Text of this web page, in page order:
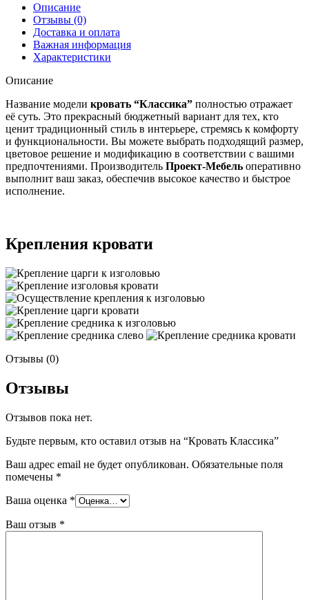
Описание
Отзывы (0)
Доставка и оплата
Важная информация
Характеристики
Описание
Название модели кровать “Классика” полностью отражает
её суть. Это прекрасный бюджетный вариант для тех, кто
ценит традиционный стиль в интерьере, стремясь к комфорту
и функциональности. Вы можете выбрать подходящий размер,
цветовое решение и модификацию в соответствии с вашими
предпочтениями. Производитель Проект-Мебель оперативно
выполнит ваш заказ, обеспечив высокое качество и быстрое
исполнение.
Крепления кровати
Отзывы (0)
Отзывы
Отзывов пока нет.
Будьте первым, кто оставил отзыв на “Кровать Классика”
Ваш адрес email не будет опубликован. Обязательные поля
помечены *
Ваша оценка *
Ваш отзыв *